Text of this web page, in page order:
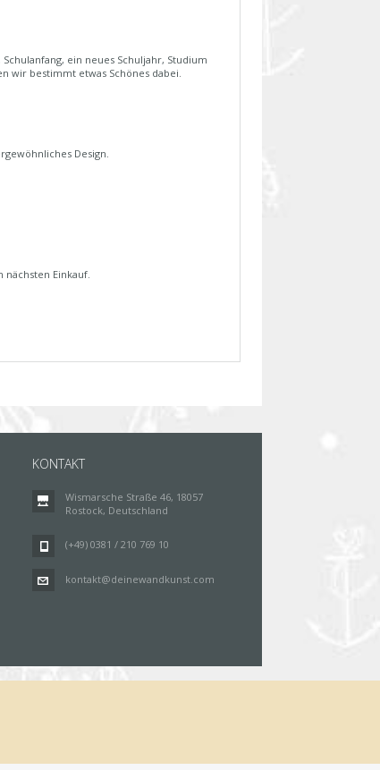
ein neues Schuljahr, Studium
wir bestimmt etwas Schönes dabei.
Design.
Einkauf.
KONTAKT
Wismarsche Straße 46, 18057
Rostock, Deutschland
(+49) 0381 / 210 769 10
kontakt@deinewandkunst.com